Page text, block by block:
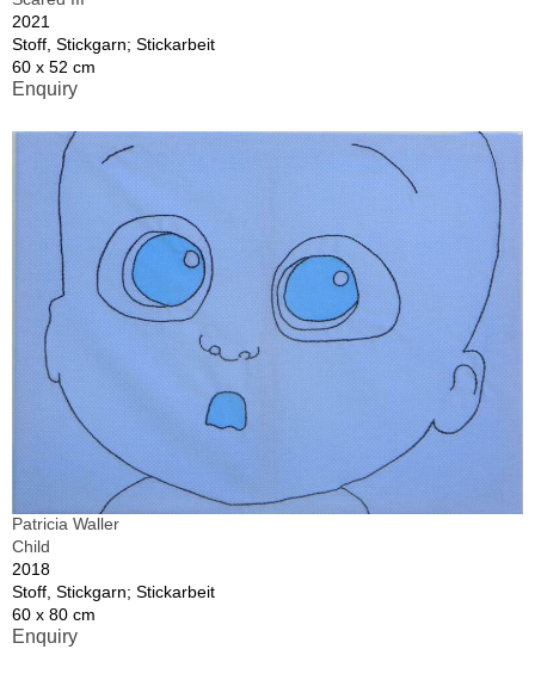
2021
Stoff, Stickgarn; Stickarbeit
60 x 52 cm
Enquiry
Patricia Waller
Child
2018
Stoff, Stickgarn; Stickarbeit
60 x 80 cm
Enquiry